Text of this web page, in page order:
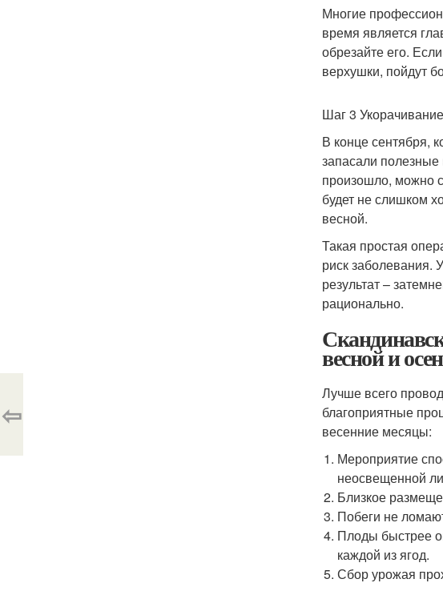
Многие
время является
обрезайте его.
верхушки, пойдут
Шаг 3
В конце сентября,
запасали полезные
произошло, можно
будет не слишком
весной.
Такая простая
риск заболевания.
результат –
рационально.
весной и
Лучше всего
благоприятные
весенние месяцы:
Мероприятие
неосвещенной
Близкое
Побеги не
Плоды быстрее
каждой из ягод.
Сбор урожая
⇦